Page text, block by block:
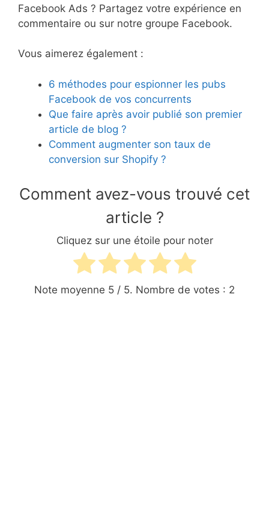
Facebook Ads ? Partagez votre expérience en
commentaire ou sur notre groupe Facebook.
Vous aimerez également :
6 méthodes pour espionner les pubs
Facebook de vos concurrents
Que faire après avoir publié son premier
article de blog ?
Comment augmenter son taux de
conversion sur Shopify ?
Comment avez-vous trouvé cet
article ?
Cliquez sur une étoile pour noter
Note moyenne 5 / 5. Nombre de votes : 2